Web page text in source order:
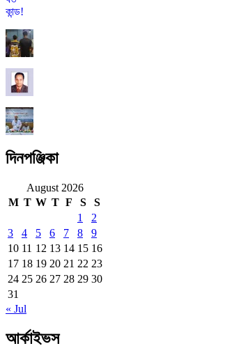
দিনপঞ্জিকা
August 2026
M T W T F S
S
1
2
3
4 5 6 7 8
9
10 11 12 13 14 15 16
17 18 19 20 21 22 23
24 25 26 27 28 29 30
31
« Jul
আর্কাইভস